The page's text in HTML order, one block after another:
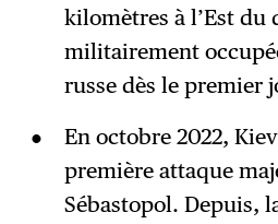
kilomètres à l’Est du
militairement
russe dès le premier
En octobre 2022,
première attaque
Sébastopol. Depuis,